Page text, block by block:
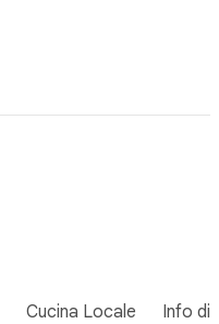
Cucina Locale Info di